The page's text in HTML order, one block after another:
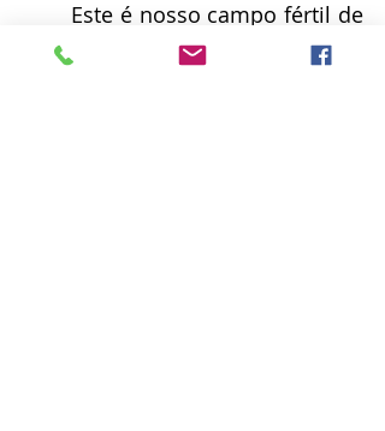
vida intensa e essencial. Esta é
nossa biblioteca. Um campo